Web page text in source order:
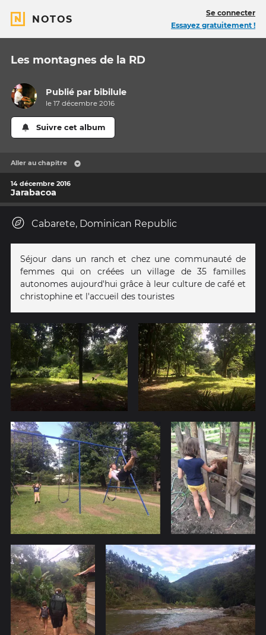
NOTOS
Se connecter
Essayez gratuitement !
Les montagnes de la RD
Publié par bibilule
le 17 décembre 2016
Suivre cet album
Aller au chapitre
14 décembre 2016
Jarabacoa
Cabarete, Dominican Republic
Séjour dans un ranch et chez une communauté de
femmes qui on créées un village de 35 familles
autonomes aujourd'hui grâce à leur culture de café et
christophine et l'accueil des touristes